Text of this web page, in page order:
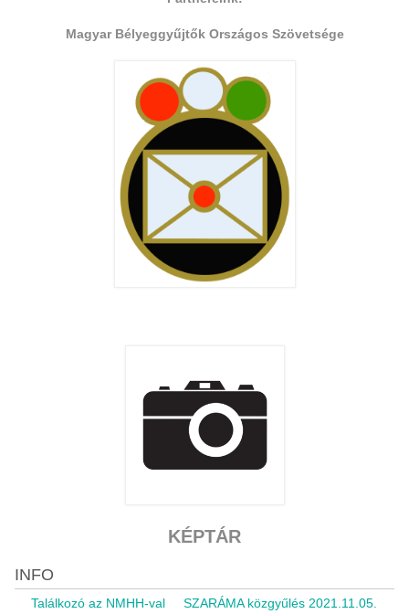
Magyar Bélyeggyűjtők Országos Szövetsége
KÉPTÁR
INFO
Találkozó az NMHH-val SZARÁMA közgyűlés 2021.11.05.